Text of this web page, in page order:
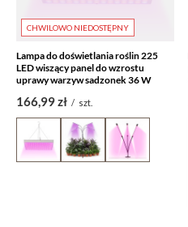
CHWILOWO NIEDOSTĘPNY
Lampa do doświetlania roślin 225
LED wiszący panel do wzrostu
uprawy warzyw sadzonek 36 W
166,99 zł / szt.